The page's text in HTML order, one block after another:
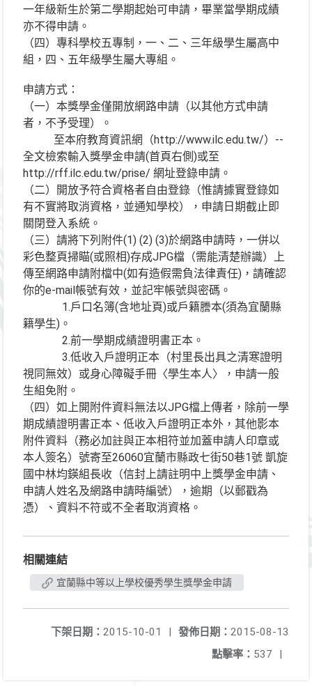
一年級新生於第二學期起始可申請，畢業當學期成績
亦不得申請。
（四）專科學校五專制，一、二、三年級學生屬高中
組，四、五年級學生屬大專組。
申請方式：
（一）本獎學金僅開放網路申請（以其他方式申請
者，不予受理）。
至本府教育資訊網（http://www.ilc.edu.tw/）--
全文檢索輸入獎學金申請(首頁右側)或至
http://rff.ilc.edu.tw/prise/ 網址登錄申請。
（二）開放予符合資格者自由登錄（惟請據實登錄如
有不實將取消資格，並通知學校），申請日期截止即
關閉登入系統。
（三）請將下列附件(1) (2) (3)於網路申請時，一併以
彩色整頁掃瞄(或照相)存成JPG檔（需能清楚辦識）上
傳至網路申請附檔中(如有造假需負法律責任)，請確認
你的e-mail帳號有效，並記牢帳號與密碼。
1.戶口名簿(含地址頁)或戶籍謄本(須為宜蘭縣
籍學生)。
2.前一學期成績證明書正本。
3.低收入戶證明正本（村里長出具之清寒證明
視同無效）或身心障礙手冊〈學生本人〉，申請一般
生組免附。
（四）如上開附件資料無法以JPG檔上傳者，除前一學
期成績證明書正本、低收入戶證明正本外，其他影本
附件資料（務必加註與正本相符並加蓋申請人印章或
本人簽名）號寄至26060宜蘭市縣政七街50巷1號 凱旋
國中林均鍈組長收（信封上請註明中上獎學金申請、
申請人姓名及網路申請時編號），逾期（以郵戳為
憑）、資料不符或不全者取消資格。
相關連結
宜蘭縣中等以上學校優秀學生獎學金申請
發佈日期： 2015-08-13
下架日期： 2015-10-01
|
點擊率： 537 |